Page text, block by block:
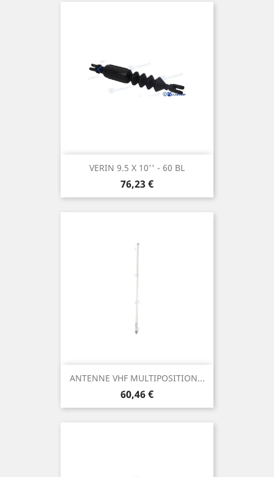
VERIN 9.5 X 10'' - 60 BL
Prix
76,23 €
ANTENNE VHF MULTIPOSITION...
Prix
60,46 €